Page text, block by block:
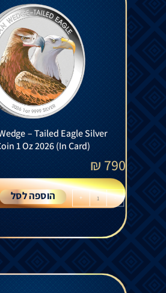
– Tailed Eagle Silver
1 Oz 2026 (In Card)
790
₪
-
+ הוספה לסל